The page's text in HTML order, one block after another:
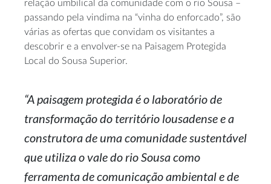
relação umbilical da comunidade com o rio Sousa –
passando pela vindima na “vinha do enforcado”, são
várias as ofertas que convidam os visitantes a
descobrir e a envolver-se na Paisagem Protegida
Local do Sousa Superior.
“A paisagem protegida é o laboratório de
transformação do território lousadense e a
construtora de uma comunidade sustentável
que utiliza o vale do rio Sousa como
ferramenta de comunicação ambiental e de